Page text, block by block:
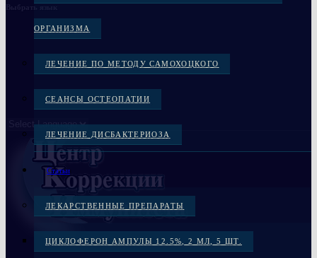
ОРГАНИЗМА
ЛЕЧЕНИЕ ПО МЕТОДУ САМОХОЦКОГО
СЕАНСЫ ОСТЕОПАТИИ
ЛЕЧЕНИЕ ДИСБАКТЕРИОЗА
Статьи
ЛЕКАРСТВЕННЫЕ ПРЕПАРАТЫ
ЦИКЛОФЕРОН АМПУЛЫ 12.5%, 2 МЛ, 5 ШТ.
Выбрать язык